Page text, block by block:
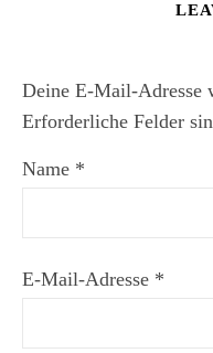
Deine E-Mail-
Erforderliche Felder
Name *
E-Mail-Adresse *